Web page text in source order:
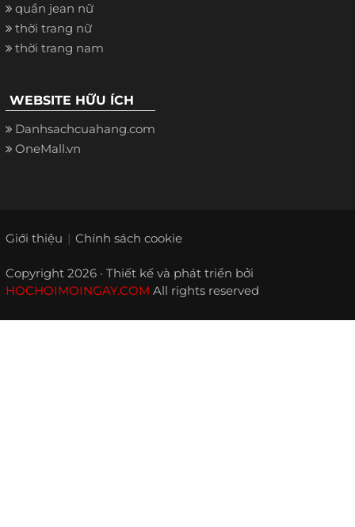
quần jean nữ
thời trang nữ
thời trang nam
WEBSITE HỮU ÍCH
Danhsachcuahang.com
OneMall.vn
Giới thiệu Chính sách cookie
Copyright 2026 · Thiết kế và phát triển bởi
HOCHOIMOINGAY.COM All rights reserved